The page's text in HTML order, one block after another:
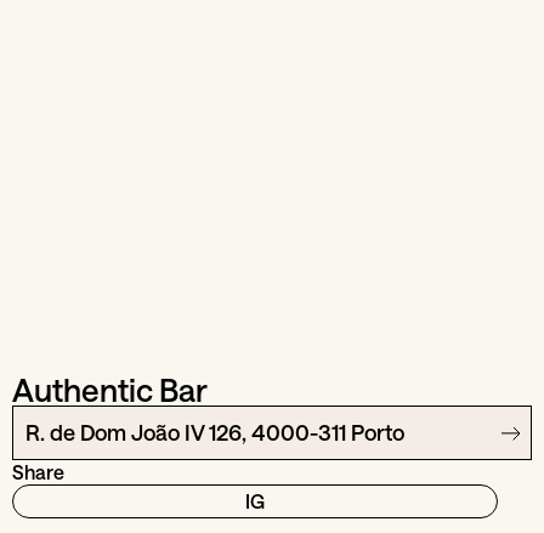
Authentic Bar
R. de Dom João IV 126, 4000-311 Porto
Share
IG